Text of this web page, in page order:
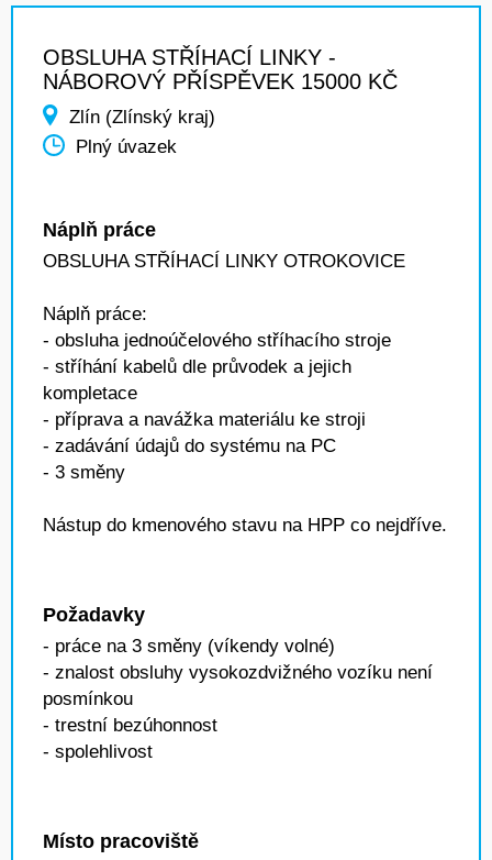
OBSLUHA STŘÍHACÍ LINKY -
NÁBOROVÝ PŘÍSPĚVEK 15000 KČ
Zlín (Zlínský kraj)
Plný úvazek
Náplň práce
OBSLUHA STŘÍHACÍ LINKY OTROKOVICE
Náplň práce:
- obsluha jednoúčelového stříhacího stroje
- stříhání kabelů dle průvodek a jejich
kompletace
- příprava a navážka materiálu ke stroji
- zadávání údajů do systému na PC
- 3 směny
Nástup do kmenového stavu na HPP co nejdříve.
Požadavky
- práce na 3 směny (víkendy volné)
- znalost obsluhy vysokozdvižného vozíku není
posmínkou
- trestní bezúhonnost
- spolehlivost
Místo pracoviště